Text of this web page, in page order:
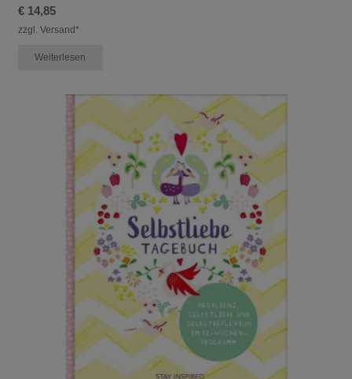
€14,85
zzgl. Versand*
Weiterlesen